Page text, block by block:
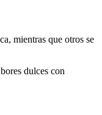
mientras que otros se
dulces con